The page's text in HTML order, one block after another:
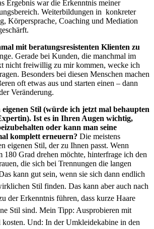
Ergebnis war die Erkenntnis meiner
Weiterbildungen in konkreter
Körpersprache, Coaching und Mediation
mit beratungsresistenten Klienten zu
Gerade bei Kunden, die manchmal im
nicht freiwillig zu mir kommen, wecke ich
Besonders bei diesen Menschen machen
oft etwas aus und starten einen – dann
Veränderung.
Stil (würde ich jetzt mal behaupten
Ist es in Ihren Augen wichtig,
oder kann man seine
komplett erneuern? Die meistens
eigenen Stil, der zu Ihnen passt. Wenn
180 Grad drehen möchte, hinterfrage ich den
die sich bei Trennungen die langen
kann gut sein, wenn sie sich dann endlich
Stil finden. Das kann aberauch nach
der Erkenntnis führen, dass kurze Haare
Stil sind. Mein Tipp: Ausprobieren mit
kosten. Und: In der Umkleidekabine in den